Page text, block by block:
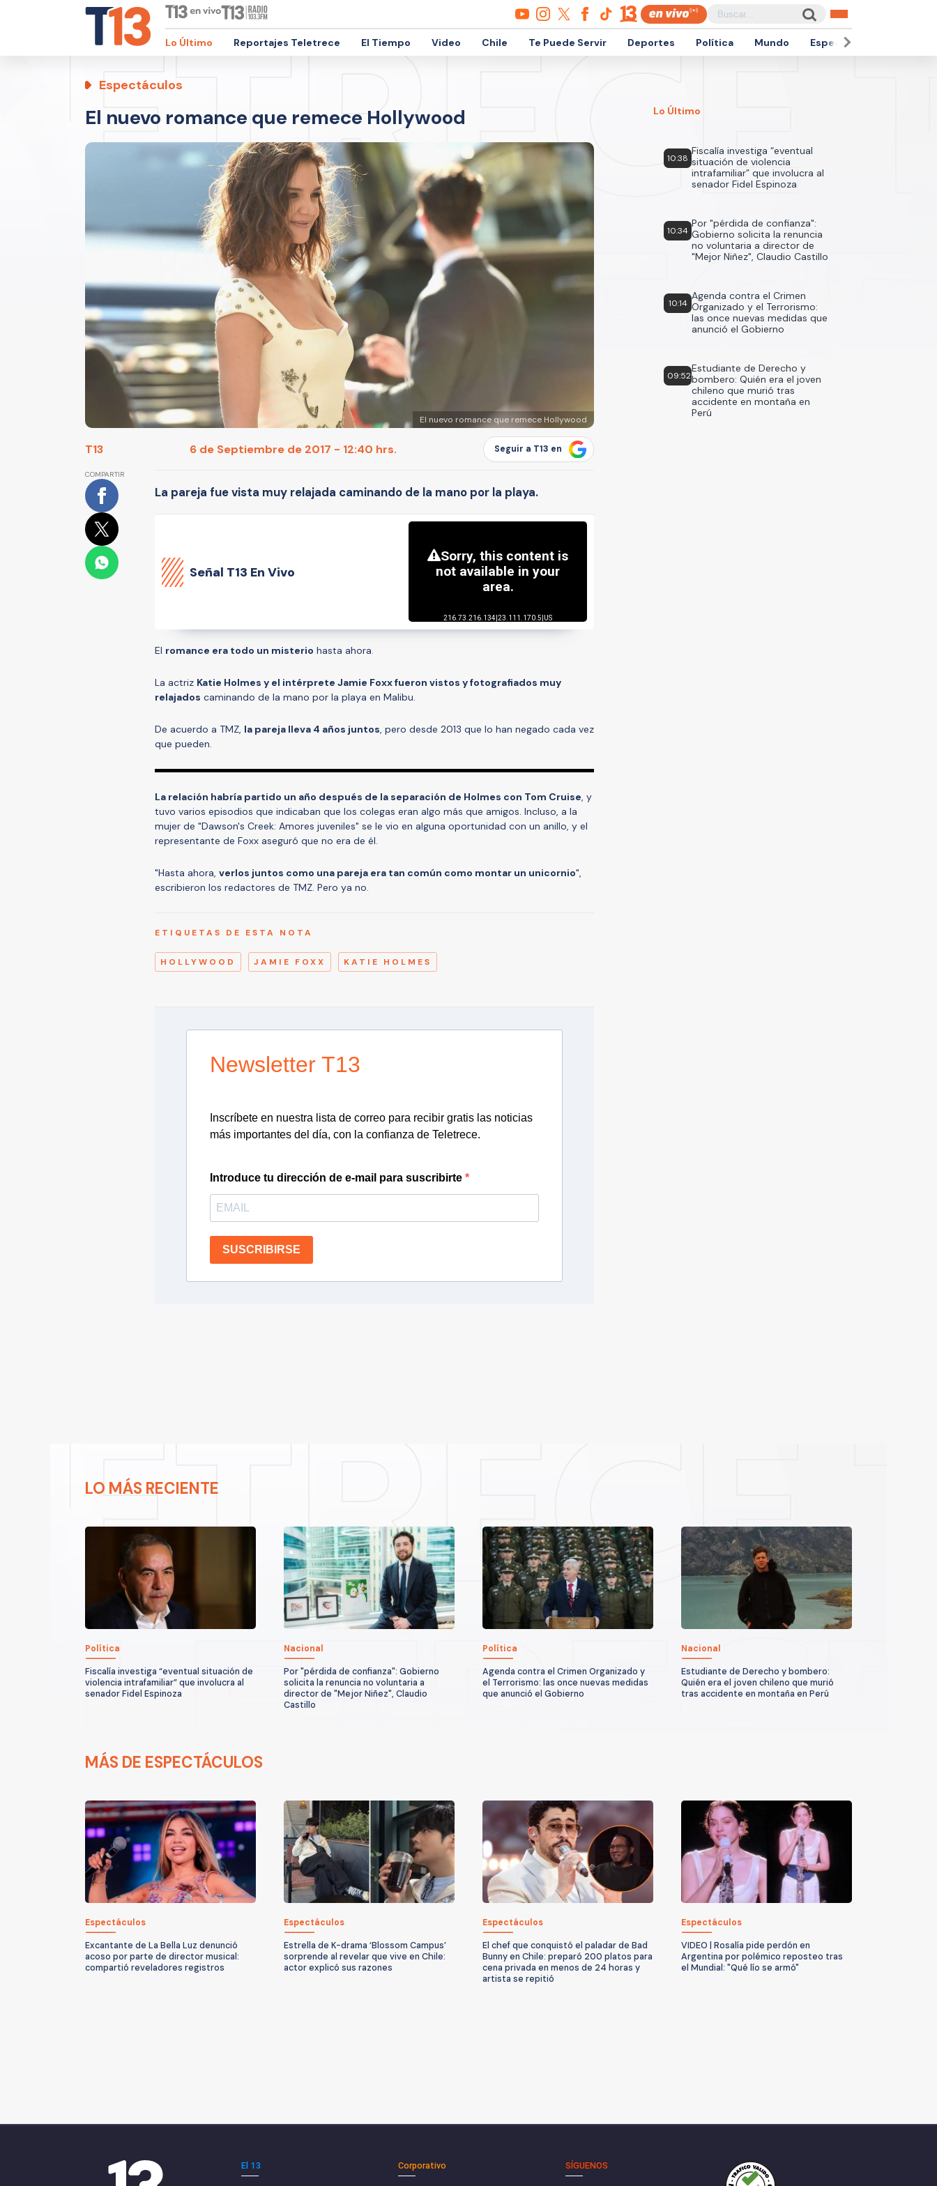
Lo Último Reportajes Teletrece El Tiempo Video Chile Te Puede Servir Deportes Política Mundo Espectáculos
Espectáculos
El nuevo romance que remece Hollywood
El nuevo romance que remece Hollywood
T13 6 de Septiembre de 2017 - 12:40 hrs. Seguir a T13 en
COMPARTIR
La pareja fue vista muy relajada caminando de la mano por la playa.
Señal T13 En Vivo
El romance era todo un misterio hasta ahora.
La actriz Katie Holmes y el intérprete Jamie Foxx fueron vistos y fotografiados muy
relajados caminando de la mano por la playa en Malibu.
De acuerdo a TMZ, la pareja lleva 4 años juntos, pero desde 2013 que lo han negado cada vez
que pueden.
La relación habría partido un año después de la separación de Holmes con Tom Cruise, y
tuvo varios episodios que indicaban que los colegas eran algo más que amigos. Incluso, a la
mujer de "Dawson's Creek: Amores juveniles" se le vio en alguna oportunidad con un anillo, y el
representante de Foxx aseguró que no era de él.
"Hasta ahora, verlos juntos como una pareja era tan común como montar un unicornio",
escribieron los redactores de TMZ. Pero ya no.
ETIQUETAS DE ESTA NOTA
HOLLYWOOD JAMIE FOXX KATIE HOLMES
Newsletter T13
Inscríbete en nuestra lista de correo para recibir gratis las noticias
más importantes del día, con la confianza de Teletrece.
Introduce tu dirección de e-mail para suscribirte
SUSCRIBIRSE
Lo Último
10:38
Fiscalía investiga “eventual
situación de violencia
intrafamiliar” que involucra al
senador Fidel Espinoza
10:34
Por "pérdida de confianza":
Gobierno solicita la renuncia
no voluntaria a director de
"Mejor Niñez", Claudio Castillo
10:14
Agenda contra el Crimen
Organizado y el Terrorismo:
las once nuevas medidas que
anunció el Gobierno
09:52
Estudiante de Derecho y
bombero: Quién era el joven
chileno que murió tras
accidente en montaña en
Perú
LO MÁS RECIENTE
Política
Fiscalía investiga “eventual situación de
violencia intrafamiliar” que involucra al
senador Fidel Espinoza
Nacional
Por "pérdida de confianza": Gobierno
solicita la renuncia no voluntaria a
director de "Mejor Niñez", Claudio
Castillo
Política
Agenda contra el Crimen Organizado y
el Terrorismo: las once nuevas medidas
que anunció el Gobierno
Nacional
Estudiante de Derecho y bombero:
Quién era el joven chileno que murió
tras accidente en montaña en Perú
MÁS DE ESPECTÁCULOS
Espectáculos
Excantante de La Bella Luz denunció
acoso por parte de director musical:
compartió reveladores registros
Espectáculos
Estrella de K-drama ‘Blossom Campus’
sorprende al revelar que vive en Chile:
actor explicó sus razones
Espectáculos
El chef que conquistó el paladar de Bad
Bunny en Chile: preparó 200 platos para
cena privada en menos de 24 horas y
artista se repitió
Espectáculos
VIDEO | Rosalía pide perdón en
Argentina por polémico reposteo tras
el Mundial: "Qué lío se armó"
El 13 Corporativo SÍGUENOS